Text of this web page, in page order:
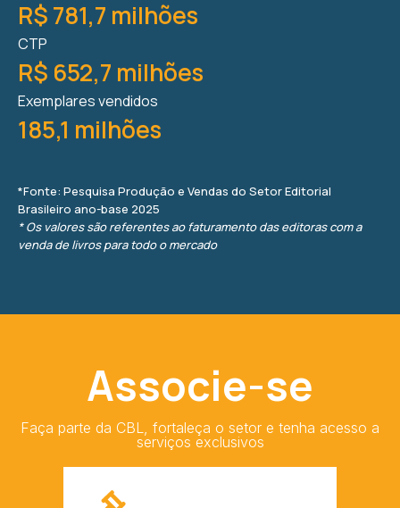
R$ 781,7 milhões
CTP
R$ 652,7 milhões
Exemplares vendidos
185,1 milhões
*Fonte: Pesquisa Produção e Vendas do Setor Editorial
Brasileiro ano-base 2025
* Os valores são referentes ao faturamento das editoras com a
venda de livros para todo o mercado
Associe-se
Faça parte da CBL, fortaleça o setor e tenha acesso a
serviços exclusivos